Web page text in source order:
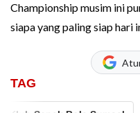
Championship musim ini
siapa yang paling siap hari
TAG